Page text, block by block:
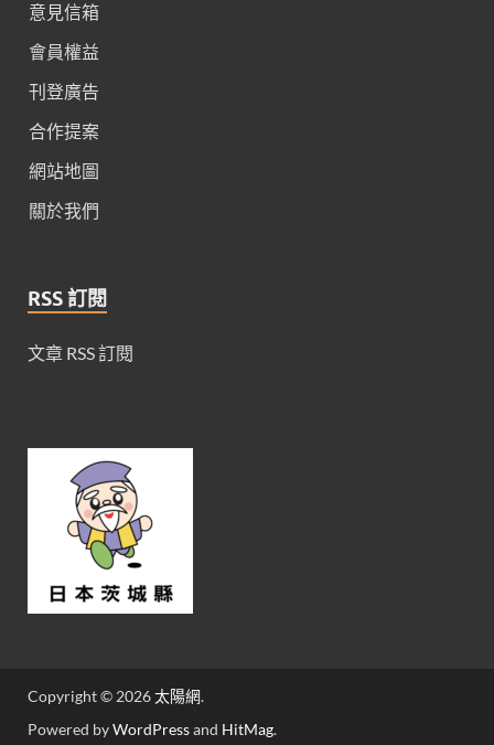
意見信箱
會員權益
刊登廣告
合作提案
網站地圖
關於我們
RSS 訂閱
文章 RSS 訂閱
Copyright © 2026太陽網.
Powered byWordPressand HitMag.